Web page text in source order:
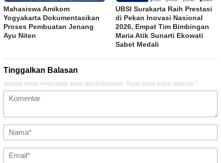
Mahasiswa Amikom
Yogyakarta Dokumentasikan
Proses Pembuatan Jenang
Ayu Niten
UBSI Surakarta Raih Prestasi
di Pekan Inovasi Nasional
2026, Empat Tim Bimbingan
Maria Atik Sunarti Ekowati
Sabet Medali
Tinggalkan Balasan
Alamat email Anda tidak akan dipublikasikan. Ruas yang wajib ditandai *